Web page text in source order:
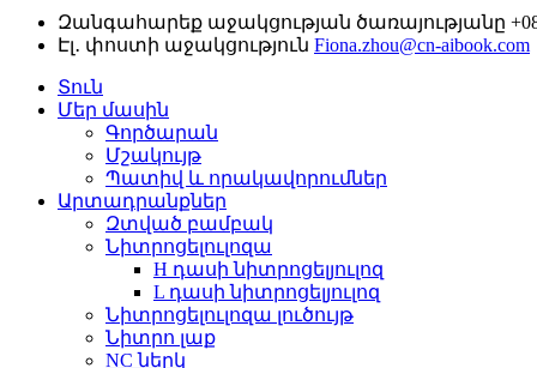
Զանգահարեք աջակցության ծառայությանը
Էլ․ փոստի աջակցություն Fiona.zhou@cn-aibook.com
Տուն
Մեր մասին
Գործարան
Մշակույթ
Պատիվ և որակավորումներ
Արտադրանքներ
Զտված բամբակ
Նիտրոցելուլոզա
H դասի նիտրոցելյուլոզ
L դասի նիտրոցելյուլոզ
Նիտրոցելուլոզա լուծույթ
Նիտրո լաք
NC ներկ